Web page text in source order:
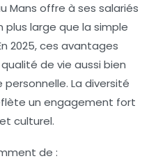
Mans offre à ses salariés
large que la simple
2025, ces avantages
de vie aussi bien
La diversité
un engagement fort
culturel.
de :